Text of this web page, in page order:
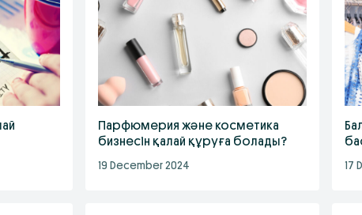
Парфюмерия және косметика
бизнесін қалай құруға болады?
19 December 2024 17